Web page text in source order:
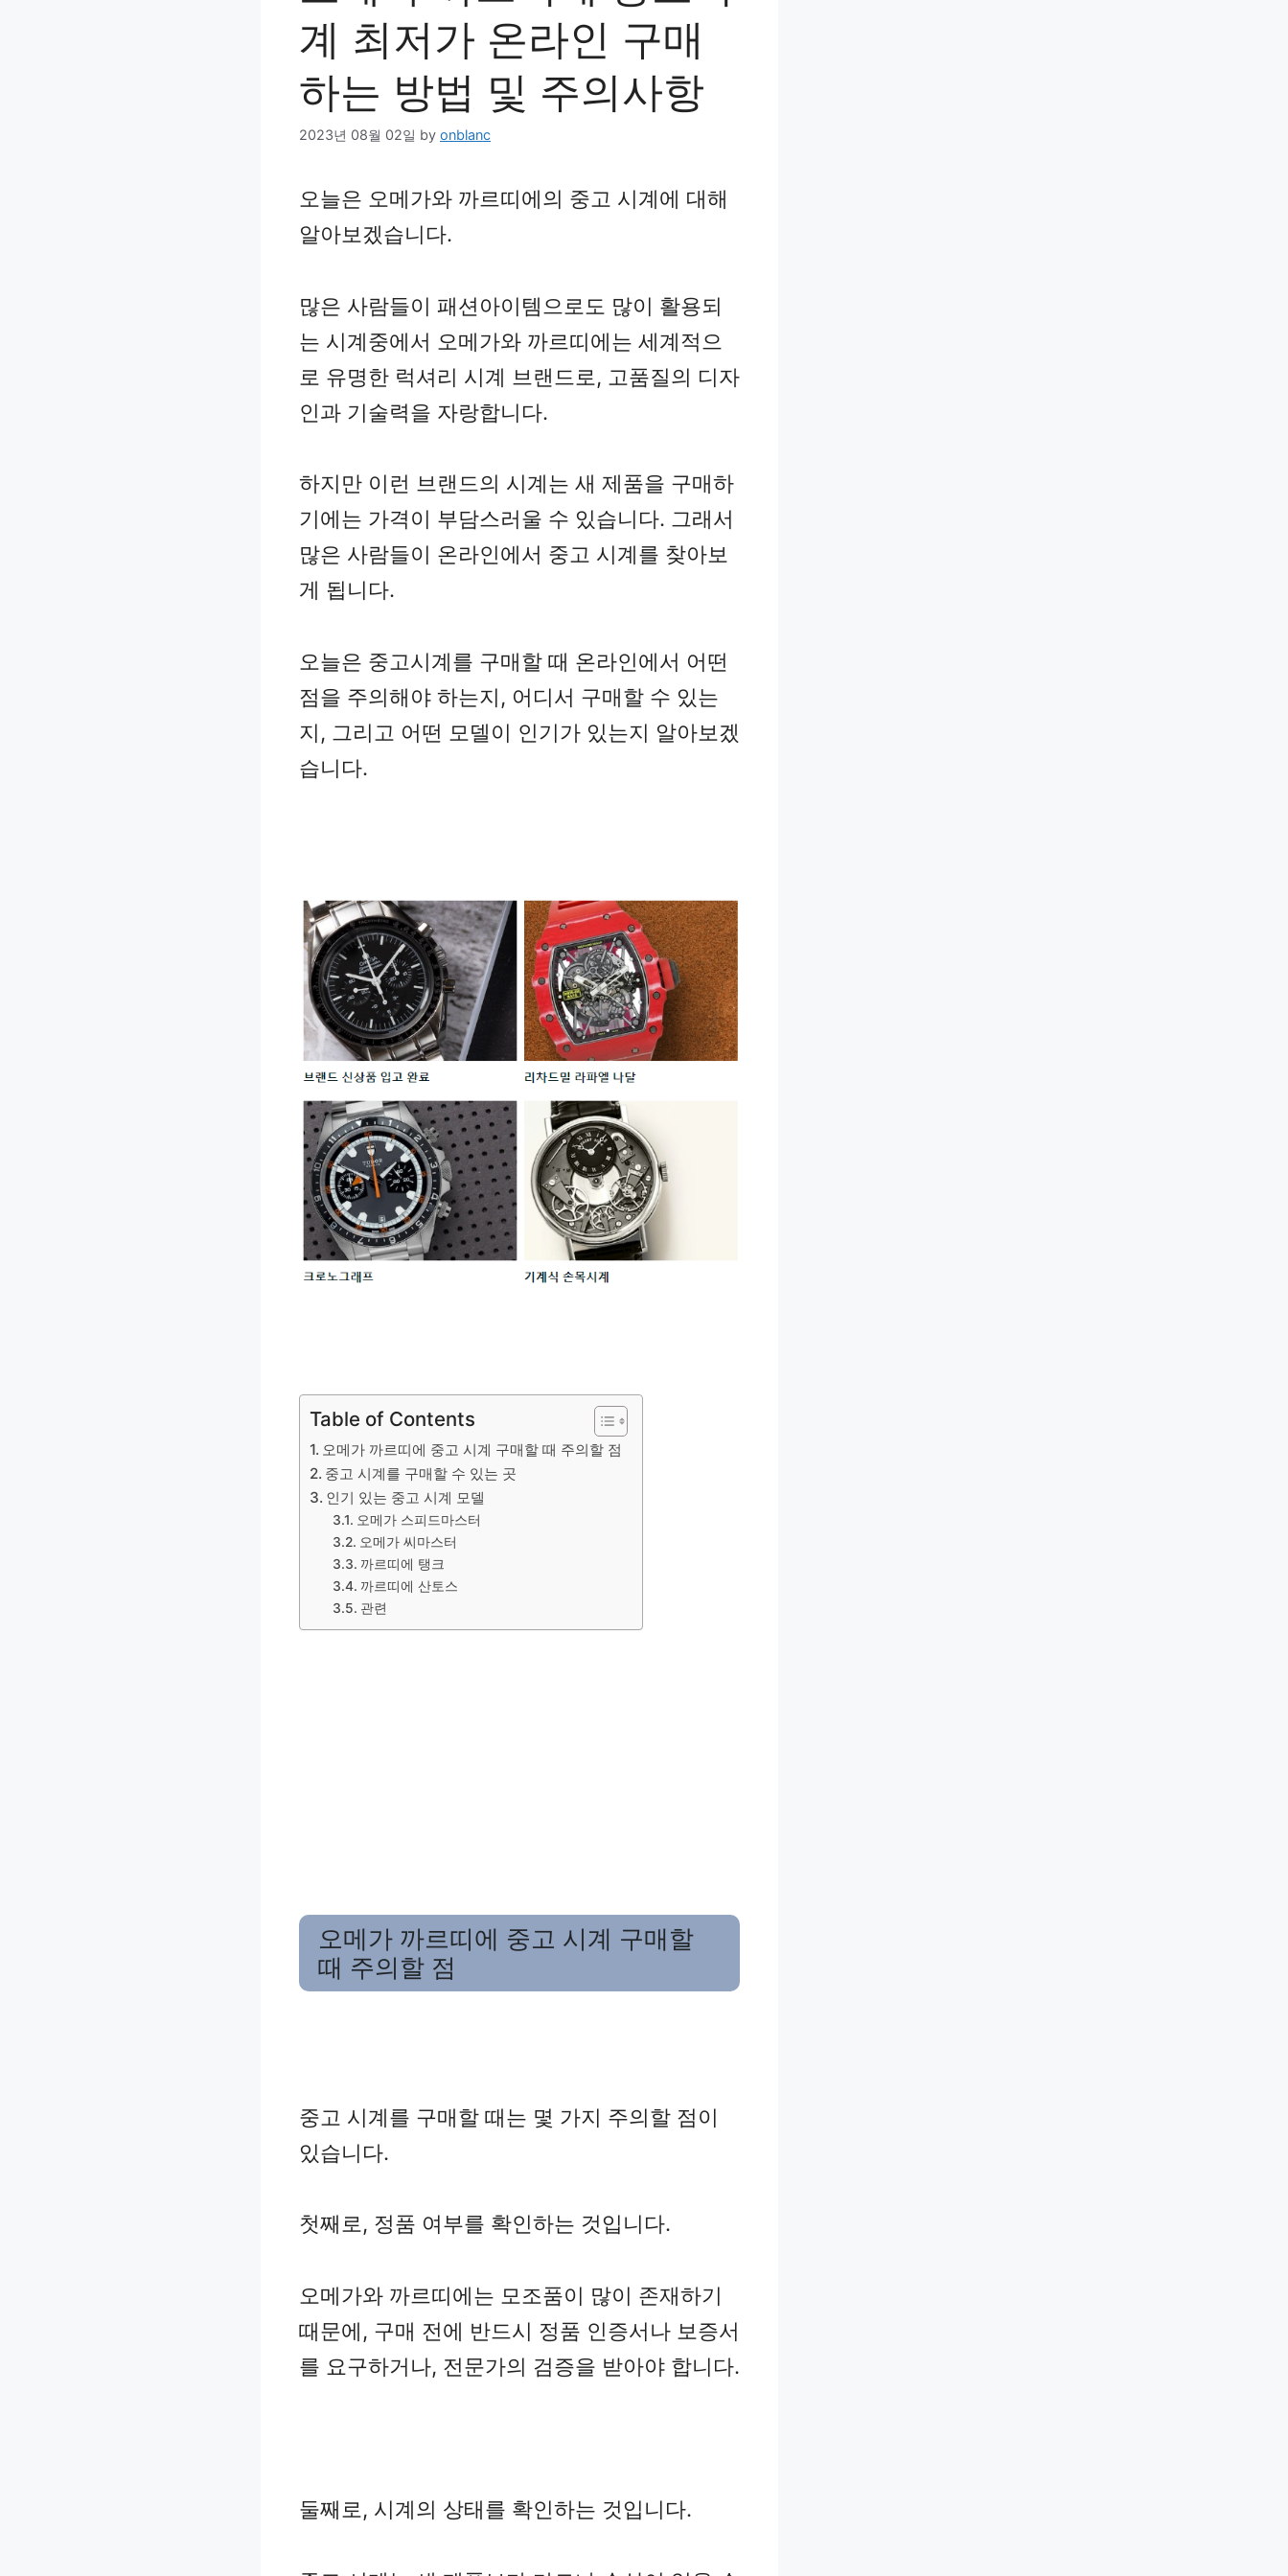
계 최저가 온라인 구매
하는 방법 및 주의사항
2023년 08월 02일 by onblanc
오늘은 오메가와 까르띠에의 중고 시계에 대해
알아보겠습니다.
많은 사람들이 패션아이템으로도 많이 활용되
는 시계중에서 오메가와 까르띠에는 세계적으
로 유명한 럭셔리 시계 브랜드로, 고품질의 디자
인과 기술력을 자랑합니다.
하지만 이런 브랜드의 시계는 새 제품을 구매하
기에는 가격이 부담스러울 수 있습니다. 그래서
많은 사람들이 온라인에서 중고 시계를 찾아보
게 됩니다.
오늘은 중고시계를 구매할 때 온라인에서 어떤
점을 주의해야 하는지, 어디서 구매할 수 있는
지, 그리고 어떤 모델이 인기가 있는지 알아보겠
습니다.
Table of Contents
오메가 까르띠에 중고 시계 구매할 때 주의할 점
중고 시계를 구매할 수 있는 곳
인기 있는 중고 시계 모델
오메가 스피드마스터
오메가 씨마스터
까르띠에 탱크
까르띠에 산토스
관련
오메가 까르띠에 중고 시계 구매할
때 주의할 점
중고 시계를 구매할 때는 몇 가지 주의할 점이
있습니다.
첫째로, 정품 여부를 확인하는 것입니다.
오메가와 까르띠에는 모조품이 많이 존재하기
때문에, 구매 전에 반드시 정품 인증서나 보증서
를 요구하거나, 전문가의 검증을 받아야 합니다.
둘째로, 시계의 상태를 확인하는 것입니다.